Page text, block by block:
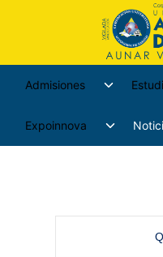
Admisiones
Expoinnova